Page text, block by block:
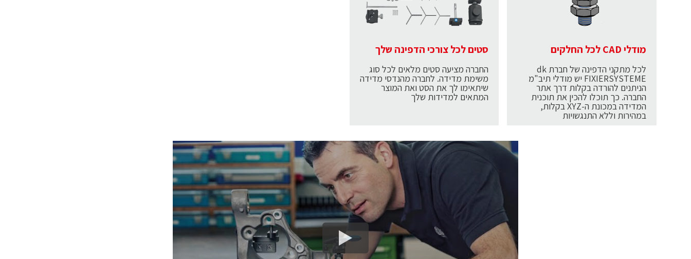
מודלי CAD לכל החלקים
לכל מתקני הדפינה של חברת dk
FIXIERSYSTEME יש מודלי תיב"מ
הניתנים להורדה בקלות דרך אתר
החברה. כך תוכלו להכין את תוכנית
המדידה במכונת ה-XYZ בקלות,
במהירות וללא התנגשויות
סטים לכל צורכי הדפינה שלך
החברה מציעה סטים מלאים לכל סוג
משימת מדידה. לחברה מהנדסי מדידה
שיתאימו לך את הסט ואת המוצר
המתאים למדידות שלך